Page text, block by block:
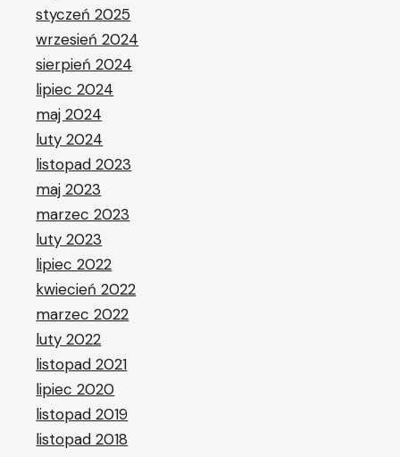
styczeń 2025
wrzesień 2024
sierpień 2024
lipiec 2024
maj 2024
luty 2024
listopad 2023
maj 2023
marzec 2023
luty 2023
lipiec 2022
kwiecień 2022
marzec 2022
luty 2022
listopad 2021
lipiec 2020
listopad 2019
listopad 2018